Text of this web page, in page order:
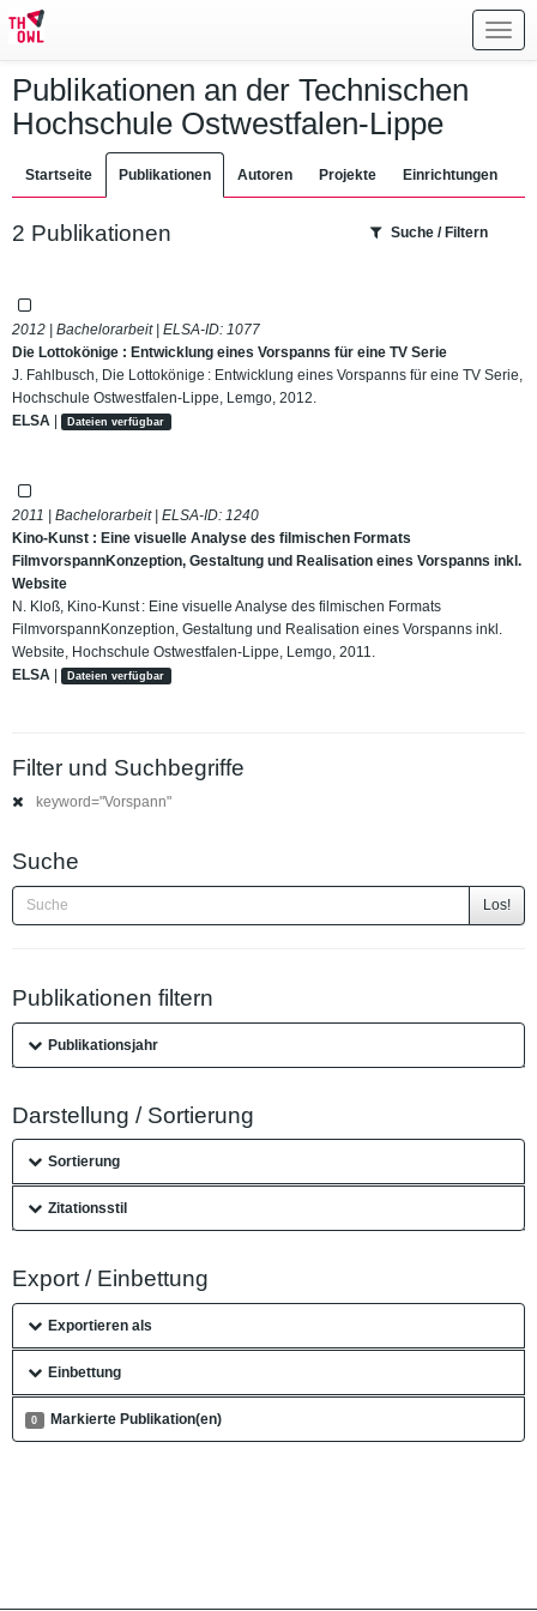
Publikationen an der Technischen
Hochschule Ostwestfalen-Lippe
Startseite Publikationen Autoren Projekte Einrichtungen
2 Publikationen Suche / Filtern
2012 | Bachelorarbeit | ELSA-ID: 1077
Die Lottokönige : Entwicklung eines Vorspanns für eine TV Serie
J. Fahlbusch, Die Lottokönige : Entwicklung eines Vorspanns für eine TV Serie,
Hochschule Ostwestfalen-Lippe, Lemgo, 2012.
ELSA | Dateien verfügbar
2011 | Bachelorarbeit | ELSA-ID: 1240
Kino-Kunst : Eine visuelle Analyse des filmischen Formats
FilmvorspannKonzeption, Gestaltung und Realisation eines Vorspanns inkl.
Website
N. Kloß, Kino-Kunst : Eine visuelle Analyse des filmischen Formats
FilmvorspannKonzeption, Gestaltung und Realisation eines Vorspanns inkl.
Website, Hochschule Ostwestfalen-Lippe, Lemgo, 2011.
ELSA | Dateien verfügbar
Filter und Suchbegriffe
keyword="Vorspann"
Suche
Los!
Publikationen filtern
Publikationsjahr
Darstellung / Sortierung
Sortierung
Zitationsstil
Export / Einbettung
Exportieren als
Einbettung
0 Markierte Publikation(en)